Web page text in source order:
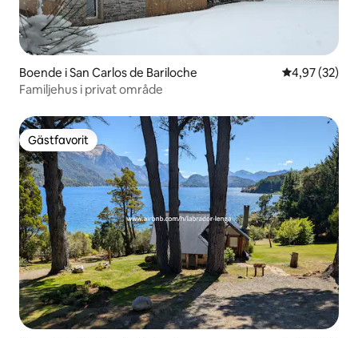
Boende i San Carlos de Bariloche 4,97 av 5 i
4,97 (32)
Familjehus i privat område
Gästfavorit
Gästfavorit